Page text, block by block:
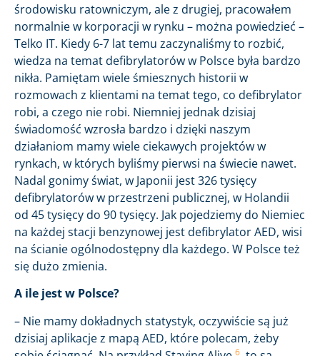
środowisku ratowniczym, ale z drugiej, pracowałem
normalnie w korporacji w rynku – można powiedzieć –
Telko IT. Kiedy 6-7 lat temu zaczynaliśmy to rozbić,
wiedza na temat defibrylatorów w Polsce była bardzo
nikła. Pamiętam wiele śmiesznych historii w
rozmowach z klientami na temat tego, co defibrylator
robi, a czego nie robi. Niemniej jednak dzisiaj
świadomość wzrosła bardzo i dzięki naszym
działaniom mamy wiele ciekawych projektów w
rynkach, w których byliśmy pierwsi na świecie nawet.
Nadal gonimy świat, w Japonii jest 326 tysięcy
defibrylatorów w przestrzeni publicznej, w Holandii
od 45 tysięcy do 90 tysięcy. Jak pojedziemy do Niemiec
na każdej stacji benzynowej jest defibrylator AED, wisi
na ścianie ogólnodostępny dla każdego. W Polsce też
się dużo zmienia.
A ile jest w Polsce?
– Nie mamy dokładnych statystyk, oczywiście są już
dzisiaj aplikacje z mapą AED, które polecam, żeby
6